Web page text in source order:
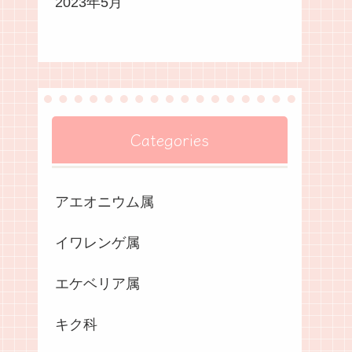
Categories
アエオニウム属
イワレンゲ属
エケベリア属
キク科